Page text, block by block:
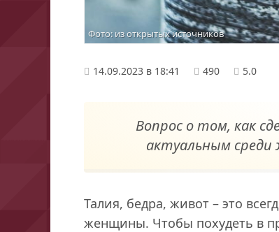
Фото: из открытых источников
14.09.2023 в 18:41 490 5.0
Вопрос о том, как
актуальным
Талия, бедра, живот – это
женщины. Чтобы похудеть в